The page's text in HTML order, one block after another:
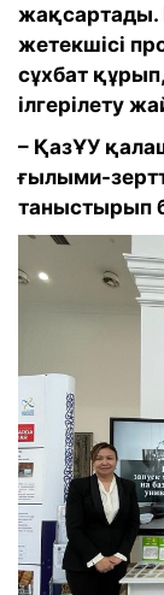
жақсартады.
жетекшісі
сұхбат
ілгерілету
– ҚазҰУ
ғылыми-
таныстырып